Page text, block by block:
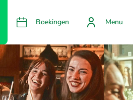
Boekingen Menu